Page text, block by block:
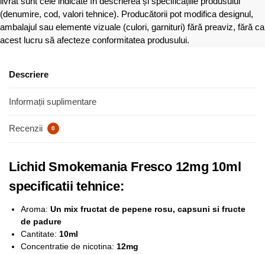
(denumire, cod, valori tehnice). Producătorii pot modifica designul,
ambalajul sau elemente vizuale (culori, garnituri) fără preaviz, fără ca
acest lucru să afecteze conformitatea produsului.
Descriere
Informații suplimentare
Recenzii 0
Lichid Smokemania Fresco 12mg 10ml
specificatii tehnice:
Aroma: Un mix fructat de pepene rosu, capsuni si fructe
de padure
Cantitate: 10ml
Concentratie de nicotina: 12mg